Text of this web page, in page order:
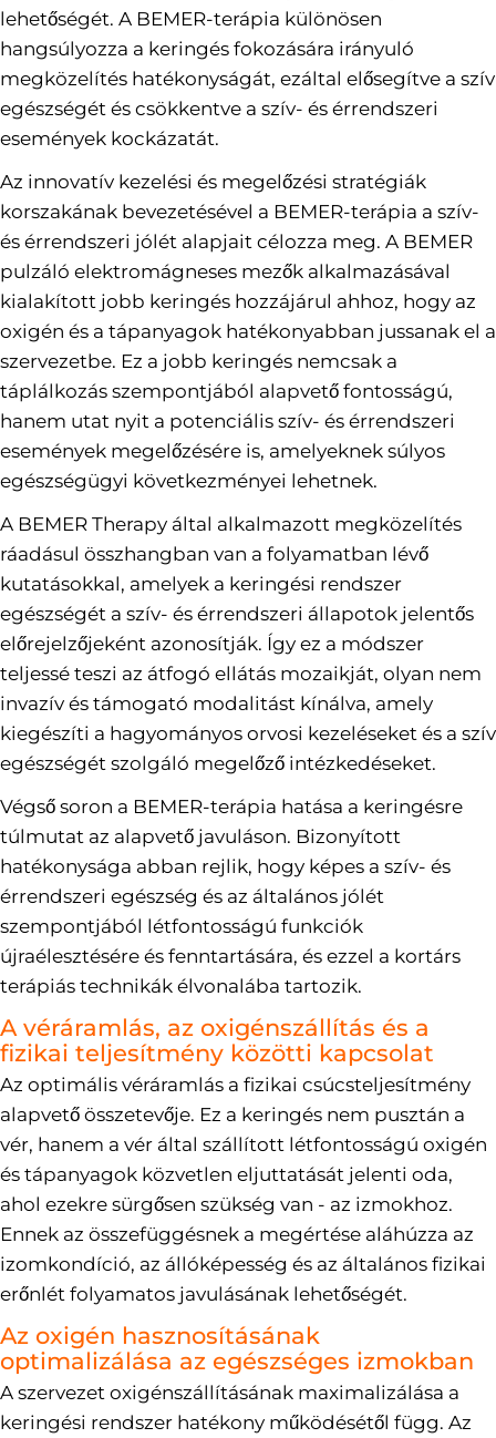
lehetőségét. A BEMER-terápia különösen
hangsúlyozza a keringés fokozására irányuló
megközelítés hatékonyságát, ezáltal elősegítve a szív
egészségét és csökkentve a szív- és érrendszeri
események kockázatát.
Az innovatív kezelési és megelőzési stratégiák
korszakának bevezetésével a BEMER-terápia a szív-
és érrendszeri jólét alapjait célozza meg. A BEMER
pulzáló elektromágneses mezők alkalmazásával
kialakított jobb keringés hozzájárul ahhoz, hogy az
oxigén és a tápanyagok hatékonyabban jussanak el a
szervezetbe. Ez a jobb keringés nemcsak a
táplálkozás szempontjából alapvető fontosságú,
hanem utat nyit a potenciális szív- és érrendszeri
események megelőzésére is, amelyeknek súlyos
egészségügyi következményei lehetnek.
A BEMER Therapy által alkalmazott megközelítés
ráadásul összhangban van a folyamatban lévő
kutatásokkal, amelyek a keringési rendszer
egészségét a szív- és érrendszeri állapotok jelentős
előrejelzőjeként azonosítják. Így ez a módszer
teljessé teszi az átfogó ellátás mozaikját, olyan nem
invazív és támogató modalitást kínálva, amely
kiegészíti a hagyományos orvosi kezeléseket és a szív
egészségét szolgáló megelőző intézkedéseket.
Végső soron a BEMER-terápia hatása a keringésre
túlmutat az alapvető javuláson. Bizonyított
hatékonysága abban rejlik, hogy képes a szív- és
érrendszeri egészség és az általános jólét
szempontjából létfontosságú funkciók
újraélesztésére és fenntartására, és ezzel a kortárs
terápiás technikák élvonalába tartozik.
A véráramlás, az oxigénszállítás és a
fizikai teljesítmény közötti kapcsolat
Az optimális véráramlás a fizikai csúcsteljesítmény
alapvető összetevője. Ez a keringés nem pusztán a
vér, hanem a vér által szállított létfontosságú oxigén
és tápanyagok közvetlen eljuttatását jelenti oda,
ahol ezekre sürgősen szükség van - az izmokhoz.
Ennek az összefüggésnek a megértése aláhúzza az
izomkondíció, az állóképesség és az általános fizikai
erőnlét folyamatos javulásának lehetőségét.
Az oxigén hasznosításának
optimalizálása az egészséges izmokban
A szervezet oxigénszállításának maximalizálása a
keringési rendszer hatékony működésétől függ. Az